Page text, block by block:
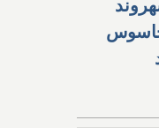
جاسوس